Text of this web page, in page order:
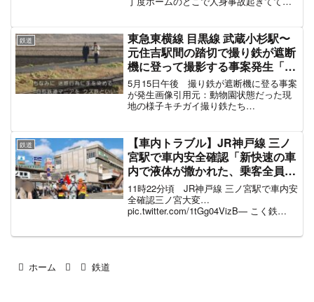
急人身事故 6月17日
pic.twitter.com/F70SEU5tSN— はるぼー
@英茉垢...
鉄道
東急東横線 目黒線 武蔵小杉駅〜
元住吉駅間の踏切で撮り鉄が遮断
機に登って撮影する事案発生「バ
インミー買いに行った帰りに激ヤ
バなのに遭遇、電車止まって運転
手が怒鳴ってた」電車遅延5月15
5月15日午後 撮り鉄が遮断機に登る事案
が発生画像引用元：動物園状態だった現
地の様子キチガイ撮り鉄たち
に夢中でバ...
鉄道
【車内トラブル】JR神戸線 三ノ
宮駅で車内安全確認「新快速の車
内で液体が撒かれた、乗客全員降
ろされて警察による検証」JR三
ノ宮駅 電車遅延2月5日
11時22分頃 JR神戸線 三ノ宮駅で車内安
全確認三ノ宮大変…
pic.twitter.com/1tGg04VizB— こく鉄
ホーム
鉄道